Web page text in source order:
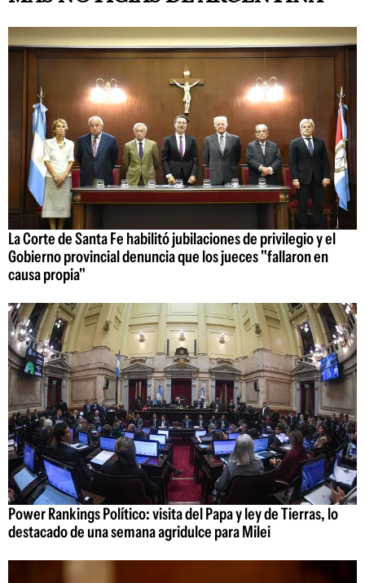
La Corte de Santa Fe habilitó jubilaciones de privilegio y el
Gobierno provincial denuncia que los jueces "fallaron en
causa propia"
Power Rankings Político: visita del Papa y ley de Tierras, lo
destacado de una semana agridulce para Milei